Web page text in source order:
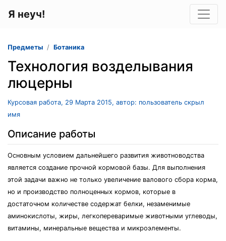
Я неуч!
Предметы Ботаника
Технология возделывания
люцерны
Курсовая работа, 29 Марта 2015, автор: пользователь скрыл
имя
Описание работы
Основным условием дальнейшего развития животноводства
является создание прочной кормовой базы. Для выполнения
этой задачи важно не только увеличение валового сбора корма,
но и производство полноценных кормов, которые в
достаточном количестве содержат белки, незаменимые
аминокислоты, жиры, легкопереваримые животными углеводы,
витамины, минеральные вещества и микроэлементы.